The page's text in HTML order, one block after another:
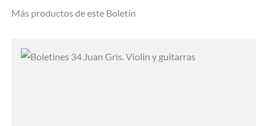
Más productos de este Boletín